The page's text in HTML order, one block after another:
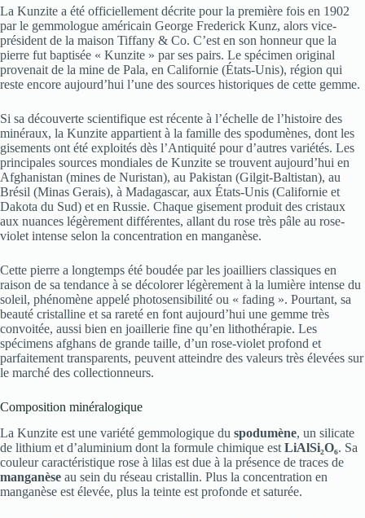
La Kunzite a été officiellement décrite pour la première fois en 1902
par le gemmologue américain George Frederick Kunz, alors vice-
président de la maison Tiffany & Co. C’est en son honneur que la
pierre fut baptisée « Kunzite » par ses pairs. Le spécimen original
provenait de la mine de Pala, en Californie (États-Unis), région qui
reste encore aujourd’hui l’une des sources historiques de cette gemme.
Si sa découverte scientifique est récente à l’échelle de l’histoire des
minéraux, la Kunzite appartient à la famille des spodumènes, dont les
gisements ont été exploités dès l’Antiquité pour d’autres variétés. Les
principales sources mondiales de Kunzite se trouvent aujourd’hui en
Afghanistan (mines de Nuristan), au Pakistan (Gilgit-Baltistan), au
Brésil (Minas Gerais), à Madagascar, aux États-Unis (Californie et
Dakota du Sud) et en Russie. Chaque gisement produit des cristaux
aux nuances légèrement différentes, allant du rose très pâle au rose-
violet intense selon la concentration en manganèse.
Cette pierre a longtemps été boudée par les joailliers classiques en
raison de sa tendance à se décolorer légèrement à la lumière intense du
soleil, phénomène appelé photosensibilité ou « fading ». Pourtant, sa
beauté cristalline et sa rareté en font aujourd’hui une gemme très
convoitée, aussi bien en joaillerie fine qu’en lithothérapie. Les
spécimens afghans de grande taille, d’un rose-violet profond et
parfaitement transparents, peuvent atteindre des valeurs très élevées sur
le marché des collectionneurs.
Composition minéralogique
La Kunzite est une variété gemmologique du spodumène, un silicate
de lithium et d’aluminium dont la formule chimique estLiAlSi₂O₆. Sa
couleur caractéristique rose à lilas est due à la présence de traces de
manganèse au sein du réseau cristallin. Plus la concentration en
manganèse est élevée, plus la teinte est profonde et saturée.